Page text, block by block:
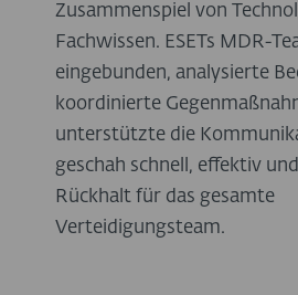
Zusammenspiel von
Fachwissen. ESETs MDR-
eingebunden, analysierte
koordinierte
unterstützte die
geschah schnell, effektiv
Rückhalt für das gesamte
Verteidigungsteam.